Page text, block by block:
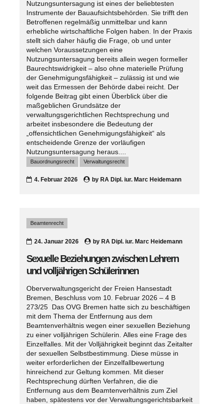
Nutzungsuntersagung ist eines der beliebtesten
Instrumente der Bauaufsichtsbehörden. Sie trifft den
Betroffenen regelmäßig unmittelbar und kann
erhebliche wirtschaftliche Folgen haben. In der Praxis
stellt sich daher häufig die Frage, ob und unter
welchen Voraussetzungen eine
Nutzungsuntersagung bereits allein wegen formeller
Baurechtswidrigkeit – also ohne materielle Prüfung
der Genehmigungsfähigkeit – zulässig ist und wie
weit das Ermessen der Behörde dabei reicht. Der
folgende Beitrag gibt einen Überblick über die
maßgeblichen Grundsätze der
verwaltungsgerichtlichen Rechtsprechung und
arbeitet insbesondere die Bedeutung der
„offensichtlichen Genehmigungsfähigkeit“ als
entscheidende Grenze der vorläufigen
Nutzungsuntersagung heraus....
Bauordnungsrecht Verwaltungsrecht
4. Februar 2026 by RA Dipl. iur. Marc Heidemann
Beamtenrecht
24. Januar 2026 by RA Dipl. iur. Marc Heidemann
Sexuelle Beziehungen zwischen Lehrern
und volljährigen Schülerinnen
Oberverwaltungsgericht der Freien Hansestadt
Bremen, Beschluss vom 10. Februar 2026 – 4 B
273/25 Das OVG Bremen hatte sich zu beschäftigen
mit dem Thema der Entfernung aus dem
Beamtenverhältnis wegen einer sexuellen Beziehung
zu einer volljährigen Schülerin. Alles eine Frage des
Einzelfalles. Mit der Volljährigkeit beginnt das Zeitalter
der sexuellen Selbstbestimmung. Diese müsse in
weiter erforderlichen der Einzelfallbewertung
hinreichend zur Geltung kommen. Mit dieser
Rechtsprechung dürften Verfahren, die die
Entfernung aus dem Beamtenverhältnis zum Ziel
haben, spätestens vor der Verwaltungsgerichtsbarkeit